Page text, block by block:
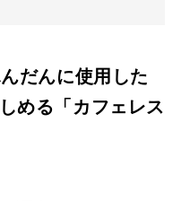
だんに使用した
める「カフェレス